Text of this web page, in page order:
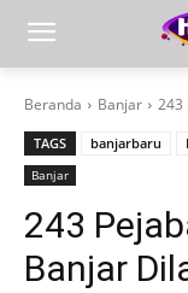
Beranda Banjar 243
TAGS banjarbaru
Banjar
243
Banjar